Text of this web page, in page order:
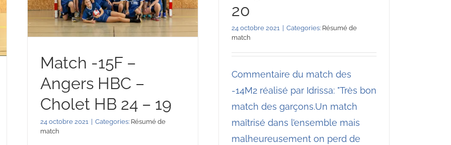
Match -15F –
Angers HBC –
Cholet HB 24 – 19
24 octobre 2021 Categories: Résumé de
match
20
24 octobre 2021 Categories: Résumé de
match
Commentaire du match des
-14M2 réalisé par Idrissa: "Très bon
match des garçons.Un match
maîtrisé dans l’ensemble mais
malheureusement on perd de